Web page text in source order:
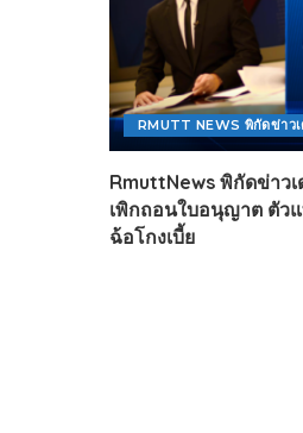
RMUTT NEWS พิกัดข่าว
RmuttNews พิกัดข่าว
เพิกถอนใบอนุญาต ตัว
ฉ้อโกงเบี้ย